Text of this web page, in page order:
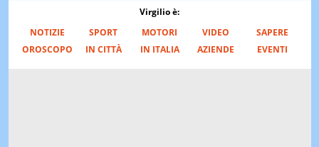
Virgilio è:
NOTIZIE
SPORT MOTORI VIDEO
SAPERE
OROSCOPO
IN CITTÀ IN ITALIA AZIENDE EVENTI